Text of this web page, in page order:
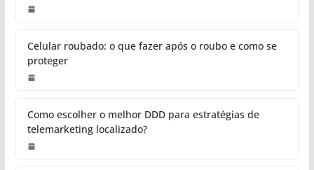
Celular roubado: o que fazer após o roubo e como se
proteger
Como escolher o melhor DDD para estratégias de
telemarketing localizado?